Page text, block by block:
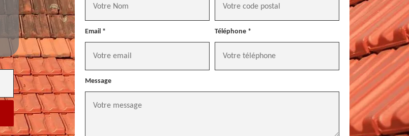
Email * Téléphone *
Message